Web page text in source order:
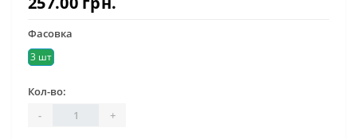
Фасовка
3 шт
Кол-во:
-
+